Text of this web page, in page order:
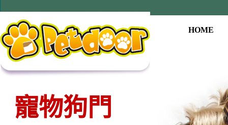
HOME
寵物狗門